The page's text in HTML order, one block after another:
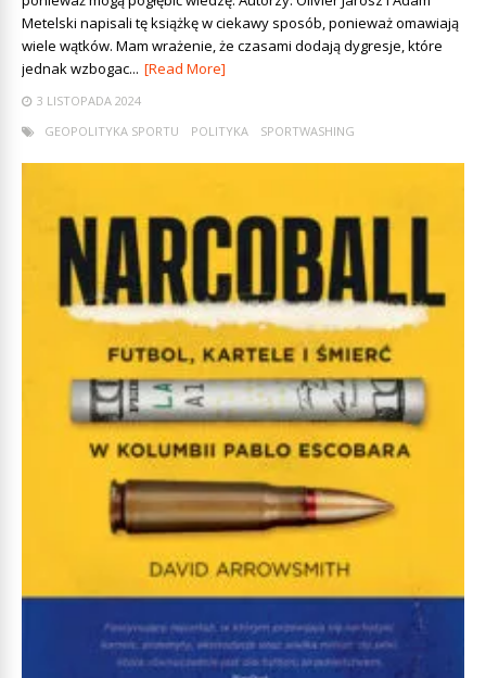
Metelski napisali tę książkę w ciekawy sposób, ponieważ omawiają
wiele wątków. Mam wrażenie, że czasami dodają dygresje, które
jednak wzbogac... [Read More]
3 LISTOPADA 2024
GEOPOLITYKA SPORTU
POLITYKA SPORTWASHING